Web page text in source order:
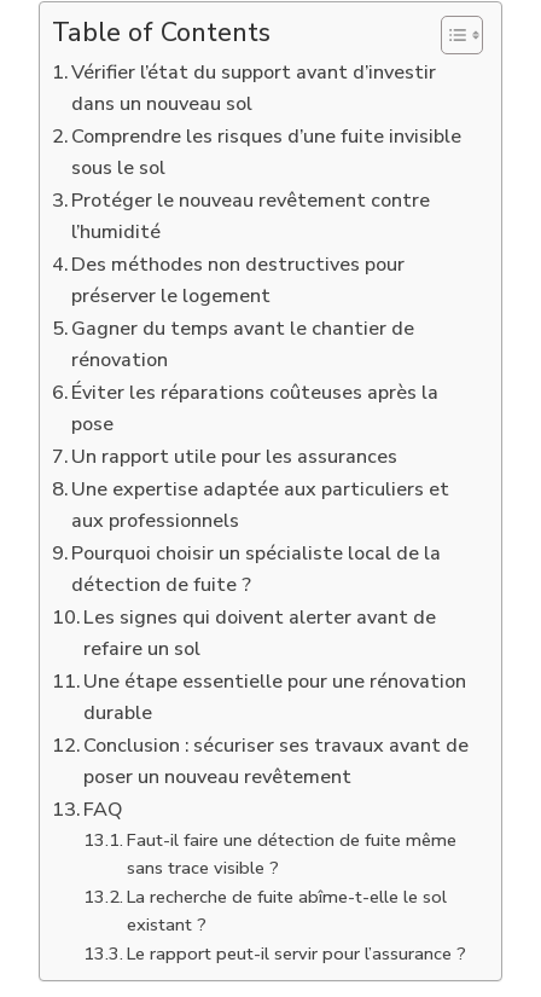
DE
SOL
Table of Contents
Vérifier l’état du support avant d’investir
dans un nouveau sol
Comprendre les risques d’une fuite invisible
sous le sol
Protéger le nouveau revêtement contre
l’humidité
Des méthodes non destructives pour
préserver le logement
Gagner du temps avant le chantier de
rénovation
Éviter les réparations coûteuses après la
pose
Un rapport utile pour les assurances
Une expertise adaptée aux particuliers et
aux professionnels
Pourquoi choisir un spécialiste local de la
détection de fuite ?
Les signes qui doivent alerter avant de
refaire un sol
Une étape essentielle pour une rénovation
durable
Conclusion : sécuriser ses travaux avant de
poser un nouveau revêtement
FAQ
Faut-il faire une détection de fuite même
sans trace visible ?
La recherche de fuite abîme-t-elle le sol
existant ?
Le rapport peut-il servir pour l’assurance ?